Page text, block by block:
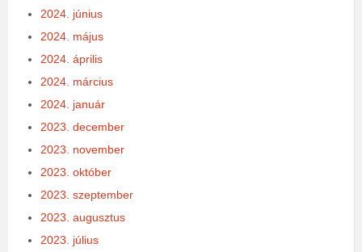
2024. június
2024. május
2024. április
2024. március
2024. január
2023. december
2023. november
2023. október
2023. szeptember
2023. augusztus
2023. július